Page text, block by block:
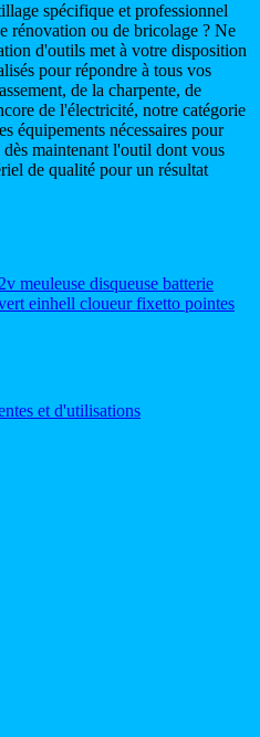
spécifique et professionnel
rénovation ou de bricolage ? Ne
d'outils met à votre disposition
pour répondre à tous vos
de la charpente, de
de l'électricité, notre catégorie
équipements nécessaires pour
maintenant l'outil dont vous
de qualité pour un résultat
meuleuse disqueuse batterie
einhell cloueurfixetto pointes
et d'utilisations